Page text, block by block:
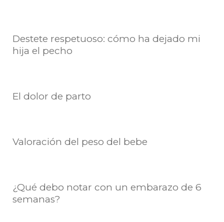
Destete respetuoso: cómo ha dejado mi
hija el pecho
El dolor de parto
Valoración del peso del bebe
¿Qué debo notar con un embarazo de 6
semanas?